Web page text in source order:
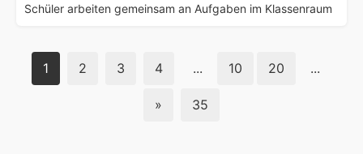
Schüler arbeiten gemeinsam an Aufgaben im Klassenraum
1 2 3 4 ... 10 20 ...
» 35